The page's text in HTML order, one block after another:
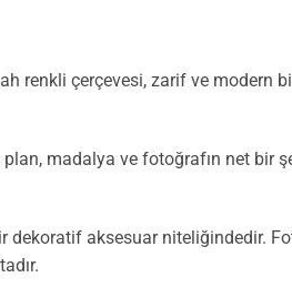
renkli çerçevesi, zarif ve modern
plan, madalya ve fotoğrafın net bir
dekoratif aksesuar niteliğindedir.